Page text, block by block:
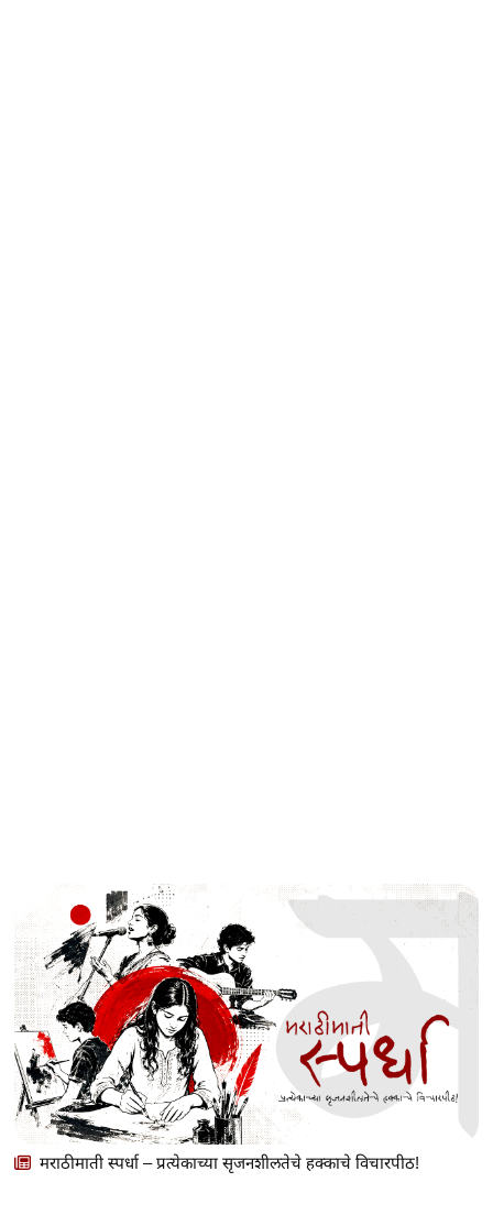
मराठीमाती स्पर्धा – प्रत्येकाच्या सृजनशीलतेचे हक्काचे विचारपीठ!